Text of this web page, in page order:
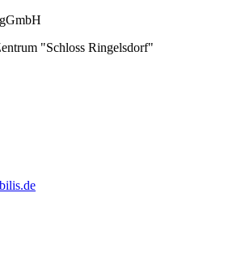
"Schloss Ringelsdorf"